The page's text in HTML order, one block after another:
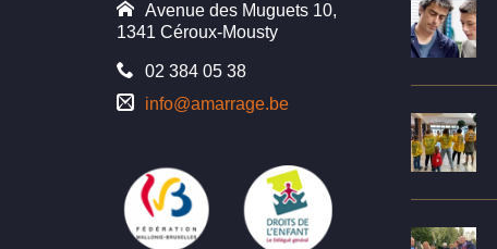
Avenue des Muguets 10,
1341 Céroux-Mousty
02 384 05 38
info@amarrage.be